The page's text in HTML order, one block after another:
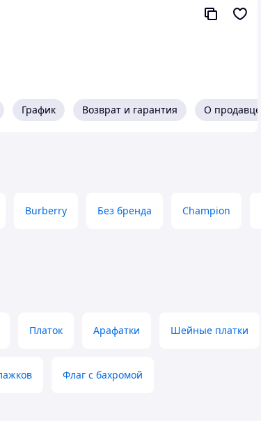
График Возврат и гарантия О продавце
Burberry Без бренда Champion
Платок Арафатки Шейные платки
Флаг с бахромой